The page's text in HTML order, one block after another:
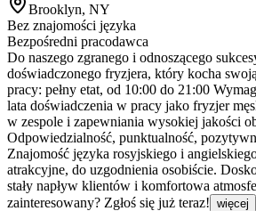
Brooklyn, NY
Bez znajomości języka
Bezpośredni pracodawca
Do naszego zgranego i odnoszącego
doświadczonego fryzjera, który kocha
pracy: pełny etat, od 10:00 do 21:00
lata doświadczenia w pracy jako fryzjer
w zespole i zapewniania wysokiej jakości
Odpowiedzialność, punktualność,
Znajomość języka rosyjskiego i
atrakcyjne, do uzgodnienia osobiście.
stały napływ klientów i komfortowa
zainteresowany? Zgłoś się już teraz! więcej